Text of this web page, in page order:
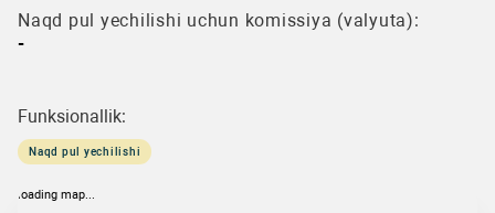
Naqd pul yechilishi uchun komissiya (valyuta):
-
Funksionallik:
Naqd pul yechilishi
loading map...